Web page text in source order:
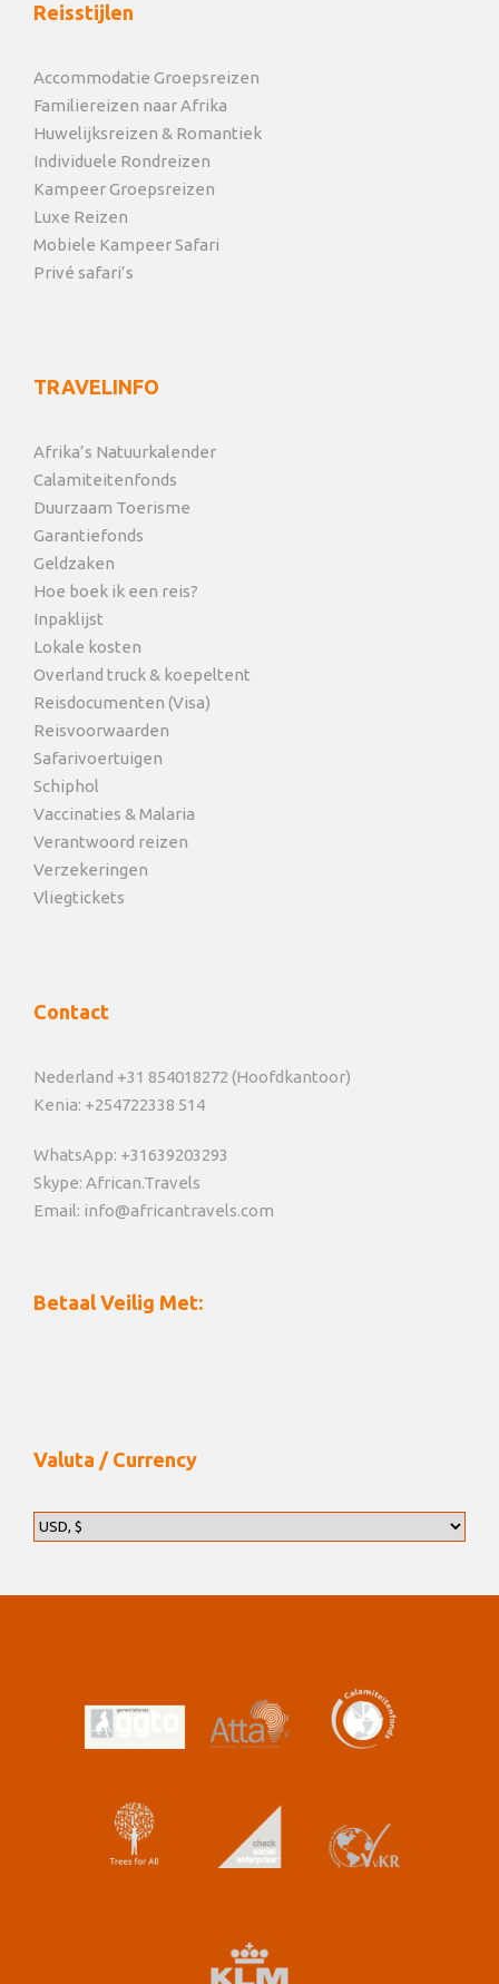
Reisstijlen
Accommodatie Groepsreizen
Familiereizen naar Afrika
Huwelijksreizen & Romantiek
Individuele Rondreizen
Kampeer Groepsreizen
Luxe Reizen
Mobiele Kampeer Safari
Privé safari’s
TRAVELINFO
Afrika’s Natuurkalender
Calamiteitenfonds
Duurzaam Toerisme
Garantiefonds
Geldzaken
Hoe boek ik een reis?
Inpaklijst
Lokale kosten
Overland truck & koepeltent
Reisdocumenten (Visa)
Reisvoorwaarden
Safarivoertuigen
Schiphol
Vaccinaties & Malaria
Verantwoord reizen
Verzekeringen
Vliegtickets
Contact
Nederland +31 854018272 (Hoofdkantoor)
Kenia: +254722338 514
WhatsApp: +31639203293
Skype: African.Travels
Email: info@africantravels.com
Betaal Veilig Met:
Valuta / Currency